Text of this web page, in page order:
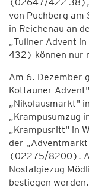
von Puchberg
in Reichenau an
„Tullner Advent
432) können nur
Am 6. Dezember
Kottauner
„Nikolausmarkt"
„Krampusritt" in
der
(02275/8200).
Nostalgiezug
bestiegen werden.